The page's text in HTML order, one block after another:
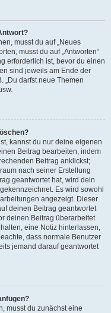
musst du auf „Neues
musst du auf „Antworten“
erforderlich ist, bevor du einen
sind jeweils am Ende der
„Du darfst neue Themen
kannst du nur deine eigenen
Beitrag bearbeiten, indem
Beitrag anklickst;
nach seiner Erstellung
geantwortet hat, wird dein
Es wird sowohl
angezeigt. Dieser
deinen Beitrag geantwortet
deinen Beitrag überarbeitet
eine Notiz hinterlassen,
dass normale Benutzer
jemand darauf geantwortet
musst du zunächst eine